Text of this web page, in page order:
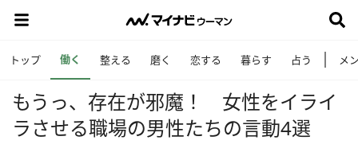
トップ 働く 整える 磨く 恋する 暮らす 占う メ
もうっ、存在が邪魔！ 女性をイライ
ラさせる職場の男性たちの言動4選